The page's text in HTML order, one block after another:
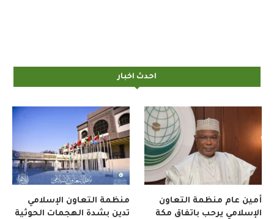
احدث اخبار
منظمة التعاون الإسلامي
تدين بشدة الهجمات الحوثية
أمين عام منظمة التعاون
الإسلامي يرحب باتفاق مكة